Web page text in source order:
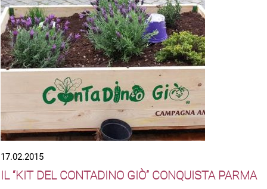
17.02.2015
IL “KIT DEL CONTADINO GIÒ” CONQUISTA PARMA